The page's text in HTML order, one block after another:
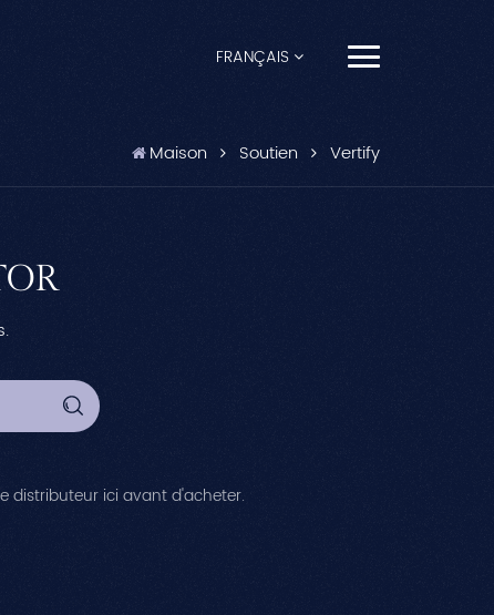
FRANÇAIS
English
中文
Maison Soutien Vertify
distributeur ici avant d'acheter.